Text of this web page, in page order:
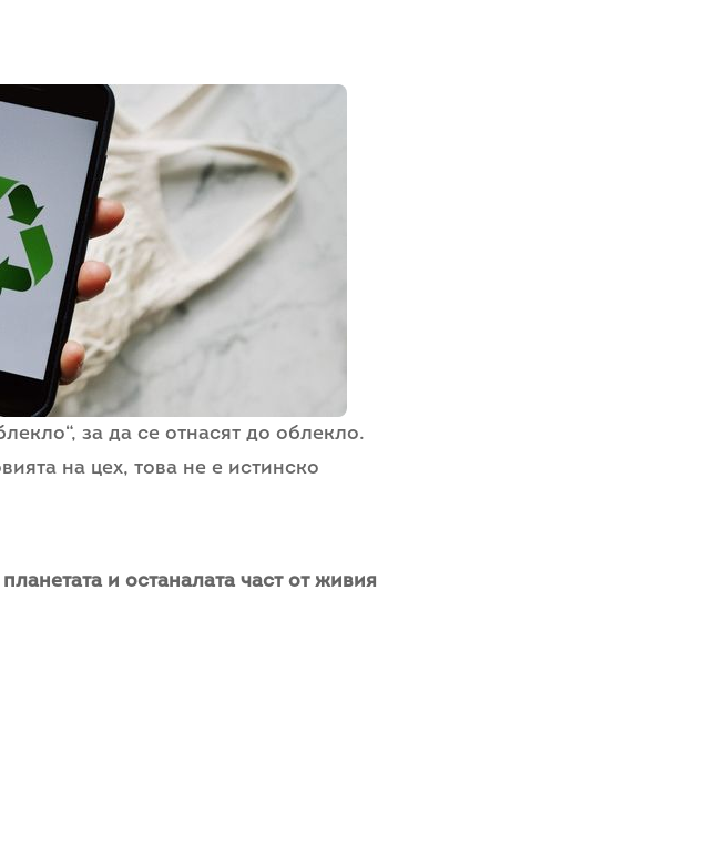
за да се отнасят до облекло.
на цех, това не е истинско
и останалата част от живия